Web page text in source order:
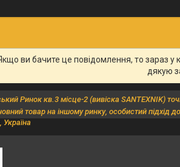
ви бачите це повідомлення, то зараз у
дякую
Ринок кв.3 місце-2 (вивіска SANTEXNIK)
товар на іншому ринку, особистий підхід